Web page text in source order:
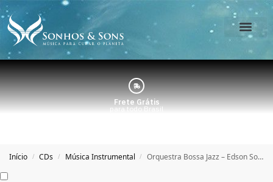
Frete Grátis
para todo Brasil
Início / CDs / Música Instrumental / Orquestra Bossa Jazz – Edson Soliva